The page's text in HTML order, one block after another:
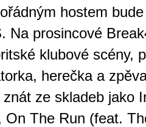
hostem
Na prosincové
klubové scény,
herečka a
ze skladeb jako
On The Run (feat.
hry. V
širokou nabídku her
jak pro pravidelné
V...